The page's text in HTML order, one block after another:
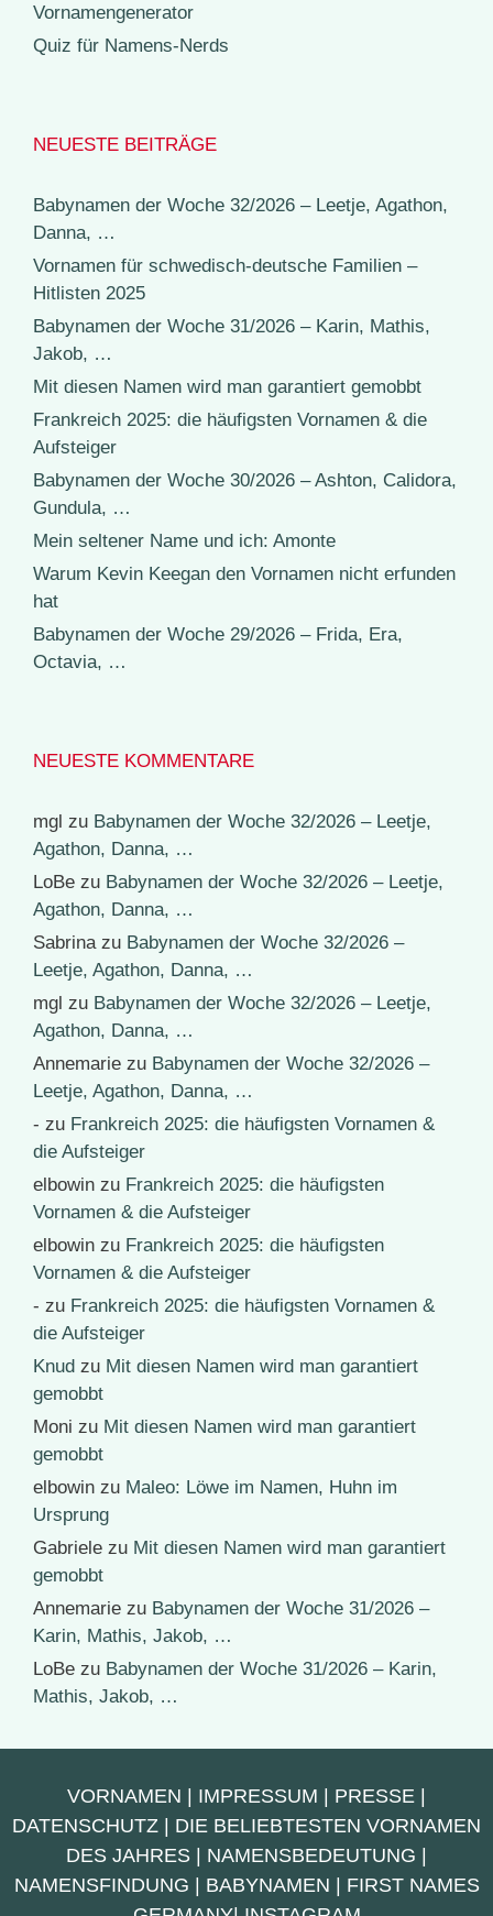
Vornamengenerator
Quiz für Namens-Nerds
NEUESTE BEITRÄGE
Babynamen der Woche 32/2026 – Leetje, Agathon,
Danna, …
Vornamen für schwedisch-deutsche Familien –
Hitlisten 2025
Babynamen der Woche 31/2026 – Karin, Mathis,
Jakob, …
Mit diesen Namen wird man garantiert gemobbt
Frankreich 2025: die häufigsten Vornamen & die
Aufsteiger
Babynamen der Woche 30/2026 – Ashton, Calidora,
Gundula, …
Mein seltener Name und ich: Amonte
Warum Kevin Keegan den Vornamen nicht erfunden
hat
Babynamen der Woche 29/2026 – Frida, Era,
Octavia, …
NEUESTE KOMMENTARE
mgl zu Babynamen der Woche 32/2026 – Leetje,
Agathon, Danna, …
LoBe zu Babynamen der Woche 32/2026 – Leetje,
Agathon, Danna, …
Sabrinazu Babynamen der Woche 32/2026 –
Leetje, Agathon, Danna, …
mgl zu Babynamen der Woche 32/2026 – Leetje,
Agathon, Danna, …
Annemarie zu Babynamen der Woche 32/2026 –
Leetje, Agathon, Danna, …
- zu Frankreich 2025: die häufigsten Vornamen &
die Aufsteiger
elbowin zu Frankreich 2025: die häufigsten
Vornamen & die Aufsteiger
elbowin zu Frankreich 2025: die häufigsten
Vornamen & die Aufsteiger
- zu Frankreich 2025: die häufigsten Vornamen &
die Aufsteiger
Knud zu Mit diesen Namen wird man garantiert
gemobbt
Moni zu Mit diesen Namen wird man garantiert
gemobbt
elbowin zu Maleo: Löwe im Namen, Huhn im
Ursprung
Gabriele zu Mit diesen Namen wird man garantiert
gemobbt
Annemarie zu Babynamen der Woche 31/2026 –
Karin, Mathis, Jakob, …
LoBe zu Babynamen der Woche 31/2026 – Karin,
Mathis, Jakob, …
VORNAMEN IMPRESSUM PRESSE
DATENSCHUTZ
DIE BELIEBTESTEN VORNAMEN
DES JAHRES
NAMENSBEDEUTUNG
NAMENSFINDUNG
BABYNAMEN
FIRST NAMES